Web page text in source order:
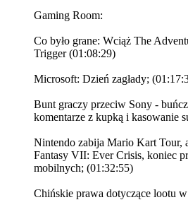
Gaming Room:
Co było grane: Wciąż The
Trigger (01:08:29)
Microsoft: Dzień zagłady;
Bunt graczy przeciw Sony -
komentarze z kupką i kasowanie
Nintendo zabija Mario Kart Tour,
Fantasy VII: Ever Crisis, koniec
mobilnych; (01:32:55)
Chińskie prawa dotyczące lootu